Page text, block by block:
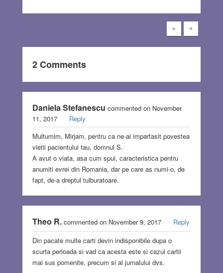
2 Comments
Daniela Stefanescu commented on November
11, 2017
Reply
Multumim, Mirjam, pentru ca ne-ai impartasit povestea
vietii pacientului tau, domnul S.
A avut o viata, asa cum spui, caracteristica pentru
anumiti evrei din Romania, dar pe care as numi-o, de
fapt, de-a dreptul tulburatoare.
Theo R.commented on November 9, 2017
Reply
Din pacate multe carti devin indisponibile dupa o
scurta perioada si vad ca acesta este si cazul cartii
mai sus pomenite, precum si al jurnalului dvs.